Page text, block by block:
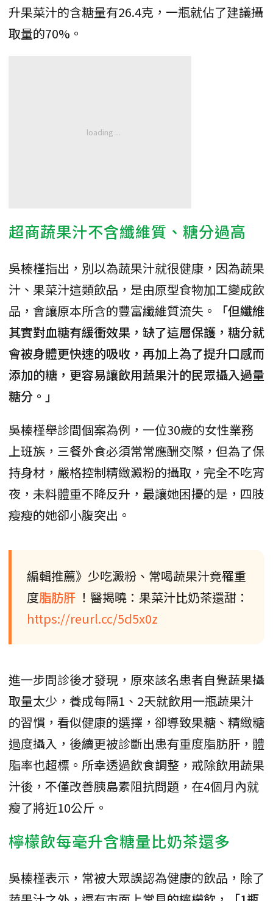
升果菜汁的含糖量有26.4克，一瓶就佔了建議攝
取量的70%。
超商蔬果汁不含纖維質、糖分過高
吳榛槿指出，別以為蔬果汁就很健康，因為蔬果
汁、果菜汁這類飲品，是由原型食物加工變成飲
品，會讓原本所含的豐富纖維質流失。
「但纖維
其實對血糖有緩衝效果，缺了這層保護，糖分就
會被身體更快速的吸收，再加上為了提升口感而
添加的糖，更容易讓飲用蔬果汁的民眾攝入過量
糖分。」
吳榛槿舉診間個案為例，一位30歲的女性業務
上班族，三餐外食必須常常應酬交際，但為了保
持身材，嚴格控制精緻澱粉的攝取，完全不吃宵
夜，未料體重不降反升，最讓她困擾的是，四肢
瘦瘦的她卻小腹突出。
編輯推薦》少吃澱粉、常喝蔬果汁竟罹重
度脂肪肝 ！醫揭曉：果菜汁比奶茶還甜：
https://reurl.cc/5d5x0z
進一步問診後才發現，原來該名患者自覺蔬果攝
取量太少，養成每隔1、2天就飲用一瓶蔬果汁
的習慣，看似健康的選擇，卻導致果糖、精緻糖
過度攝入，後續更被診斷出患有重度脂肪肝，體
脂率也超標。所幸透過飲食調整，戒除飲用蔬果
汁後，不僅改善胰島素阻抗問題，在4個月內就
瘦了將近10公斤。
檸檬飲每毫升含糖量比奶茶還多
吳榛槿表示，常被大眾誤認為健康的飲品，除了